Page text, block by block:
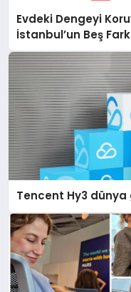
Evdeki Dengeyi
İstanbul’un Beş
Gerçeği
Tencent Hy3